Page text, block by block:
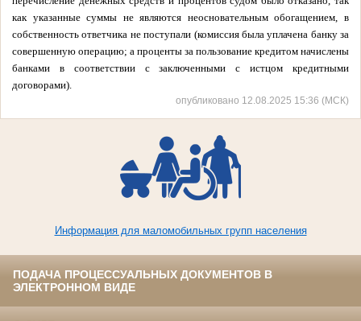
как указанные суммы не являются неосновательным обогащением, в
собственность ответчика не поступали (комиссия была уплачена банку за
совершенную операцию; а проценты за пользование кредитом начислены
банками в соответствии с заключенными с истцом кредитными
договорами).
опубликовано 12.08.2025 15:36 (МСК)
Информация для маломобильных групп населения
ПОДАЧА ПРОЦЕССУАЛЬНЫХ ДОКУМЕНТОВ В
ЭЛЕКТРОННОМ ВИДЕ